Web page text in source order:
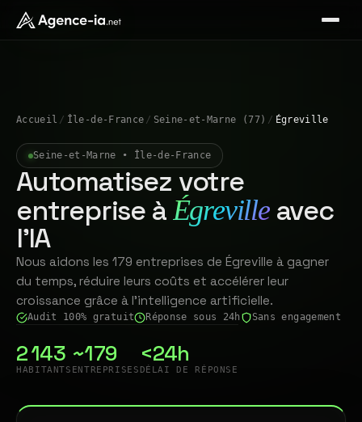
Accueil / Île-de-France / Seine-et-Marne (77) / Égreville
Seine-et-Marne • Île-de-France
Automatisez votre
entreprise à Égrevilleavec
l'IA
Nous aidons les 179 entreprises de Égreville à gagner
du temps, réduire leurs coûts et accélérer leur
croissance grâce à l'intelligence artificielle.
Audit 100% gratuit Réponse sous 24h Sans engagement
2 143
HABITANTS
~179
ENTREPRISES
<24h
DÉLAI DE RÉPONSE